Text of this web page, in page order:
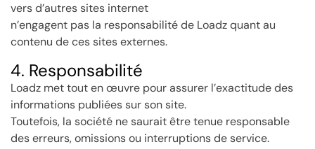
vers d’autres sites internet
n’engagent pas la responsabilité de Loadz quant au
contenu de ces sites externes.
4. Responsabilité
Loadz met tout en œuvre pour assurer l’exactitude des
informations publiées sur son site.
Toutefois, la société ne saurait être tenue responsable
des erreurs, omissions ou interruptions de service.